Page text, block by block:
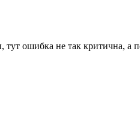
ошибка не так критична, а